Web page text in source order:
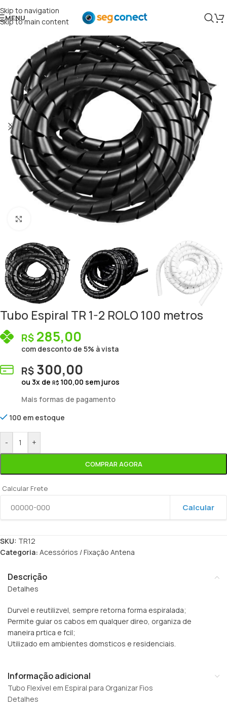
Skip to navigation
Skip to main content
MENU
Clique para ampliar
Tubo Espiral TR 1-2 ROLO 100 metros
R$ 285,00
com desconto de 5% à vista
R$ 300,00
ou 3x de R$ 100,00 sem juros
Mais formas de pagamento
100 em estoque
- +
COMPRAR AGORA
Calcular Frete
Calcular
SKU: TR12
Categoria: Acessórios / Fixação Antena
Descrição
Detalhes
Durvel e reutilizvel, sempre retorna forma espiralada;
Permite guiar os cabos em qualquer direo, organiza de
maneira prtica e fcil;
Utilizado em ambientes domsticos e residenciais.
Informação adicional
Tubo Flexível em Espiral para Organizar Fios
Detalhes